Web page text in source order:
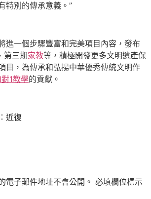
特別的傳承意義。”
進一個步驟豐富和完美項目內容，發布
第三期家教等，積極開發更多文明遺產保
目，為傳承和弘揚中華優秀傳統文明作
對1教學的貢獻。
近復
電子郵件地址不會公開。 必填欄位標示